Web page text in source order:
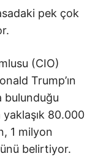
pek çok
(CIO)
Trump’ın
bulunduğu
80.000
1 milyon
belirtiyor.